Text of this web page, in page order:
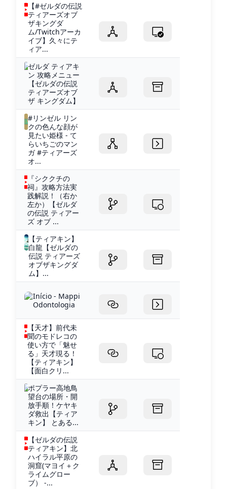
【#ゼルダの伝説
ティアーズオブ
ザキングダ
ム/Twitchアーカ
イブ】久々にテ
ィア...
ゼルダ ティアキ
ン 攻略メニュー
【ゼルダの伝説
ティアーズオブ
ザ キングダム】
#リンゼル リン
クの色んな顔が
見たい姫様 - て
らいちごのマン
ガ #ティアーズ
オ...
『シククチの
祠』攻略方法実
践解説！（右か
左か）【ゼルダ
の伝説 ティアー
ズ オブ ...
【ティアキン】
白龍【ゼルダの
伝説 ティアーズ
オブザキングダ
ム】...
Início - Mappi
Odontologia
【天才】前代未
聞のモドレコの
使い方で「魅せ
る」天才現る！
【ティアキン】
【面白クリ...
ポプラー高地鳥
望台の場所・開
放手順！ケヤキ
ダ救出【ティア
キン】 とある...
【ゼルダの伝説
ティアキン】北
ハイラル平原の
洞窟(マヨイ＋ク
ライムグロー
ブ） -...